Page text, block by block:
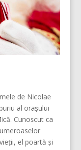
de Nicolae
al orașului
Cunoscut ca
el poartă și